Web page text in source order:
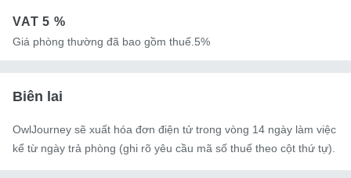
VAT5 %
Giá phòng thường đã bao gồm thuế.5%
Biên lai
OwlJourney sẽ xuất hóa đơn điện tử trong vòng 14 ngày làm việc
kể từ ngày trả phòng (ghi rõ yêu cầu mã số thuế theo cột thứ tự).